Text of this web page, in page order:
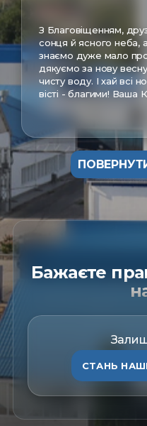
З Благовіщенням,
сонця й ясного неба,
знаємо дуже мало про
дякуємо за нову
чисту воду. І хай всі
вісті - благими! Ваша
Бажаєте
СТАНЬ